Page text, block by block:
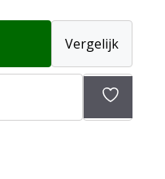
Vergelijk